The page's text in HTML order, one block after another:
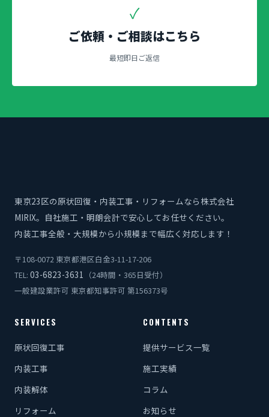
✓
ご依頼・ご相談はこちら
最短即日ご返信
東京23区の原状回復・内装工事・リフォームなら株式会社
MIRIX。自社施工・明朗会計で安心してお任せください。
内装工事全般・大規模から小規模まで幅広く対応します！
〒108-0072 東京都港区白金3-11-17-206
TEL: 03-6823-3631
（24時間・365日受付）
一般建設業許可 東京都知事許可 第156373号
SERVICES
原状回復工事
内装工事
内装解体
リフォーム
CONTENTS
提供サービス一覧
施工実績
コラム
お知らせ